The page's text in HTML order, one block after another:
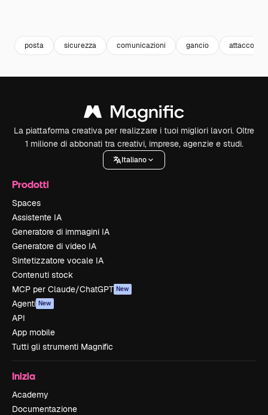
posta sicurezza comunicazioni gancio attacco
La piattaforma creativa per realizzare i tuoi migliori lavori. Oltre
1 milione di abbonati tra creativi, imprese, agenzie e studi.
Italiano
Prodotti
Spaces
Assistente IA
Generatore di immagini IA
Generatore di video IA
Sintetizzatore vocale IA
Contenuti stock
MCP per Claude/ChatGPT New
Agenti New
API
App mobile
Tutti gli strumenti Magnific
Inizia
Academy
Documentazione